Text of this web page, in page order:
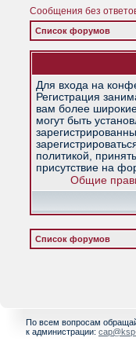
Сообщения без
Список форумов
Для входа на
Регистрация
вам более
могут быть
политикой,
присутствие на
Общие
Список форумов
По всем вопросам
к администрации: